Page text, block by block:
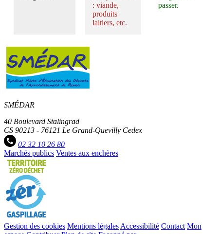
: viande,
produits
laitiers, etc.
passer.
SMÉDAR
40 Boulevard Stalingrad
CS 90213 - 76121 Le Grand-Quevilly Cedex
02 32 10 26 80
Marchés publics Ventes aux enchères
Gestion des cookies Mentions légales Accessibilité Contact Mon